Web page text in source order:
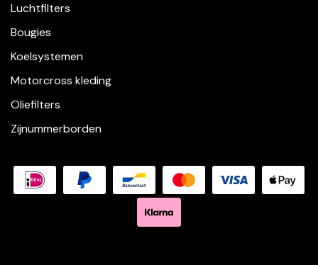
Luchtfilters
Bougies
Koelsystemen
Motorcross kleding
Oliefilters
Zijnummerborden